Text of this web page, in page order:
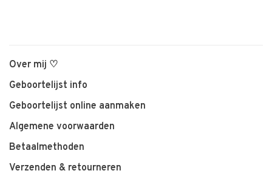
Over mij ♡
Geboortelijst info
Geboortelijst online aanmaken
Algemene voorwaarden
Betaalmethoden
Verzenden & retourneren